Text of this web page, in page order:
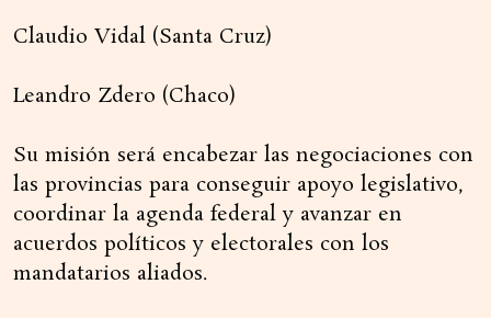
Claudio Vidal (Santa Cruz)
Leandro Zdero (Chaco)
Su misión será encabezar las negociaciones con
las provincias para conseguir apoyo legislativo,
coordinar la agenda federal y avanzar en
acuerdos políticos y electorales con los
mandatarios aliados.